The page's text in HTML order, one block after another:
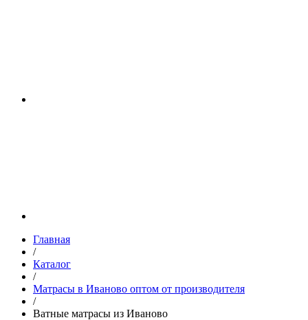
Главная
/
Каталог
/
Матрасы в Иваново оптом от производителя
/
Ватные матрасы из Иваново